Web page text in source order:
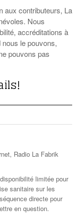
aux contributeurs, La
Nous
accréditations à
le pouvons,
pouvons pas
Radio La Fabrik
limitée pour
sanitaire sur les
directe pour
en question.